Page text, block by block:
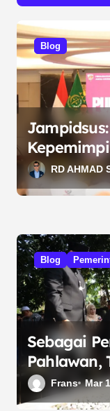
s
i
p
o
s
Blog
Berantas
RD AHMAD
Blog
Sebagai
Pahlawan,
Sematkan
Hasibuan.
Frans Mar